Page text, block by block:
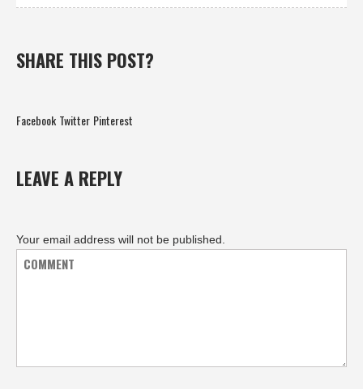
SHARE THIS POST?
Facebook Twitter Pinterest
LEAVE A REPLY
Your email address will not be published.